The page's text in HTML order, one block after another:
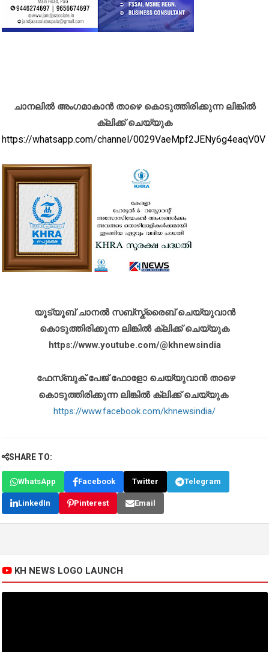
ചാനലിൽ അംഗമാകാൻ താഴെ കൊടുത്തിരിക്കുന്ന ലിങ്കിൽ
ക്ലിക്ക് ചെയ്യുക
https://whatsapp.com/channel/0029VaeMpf2JENy6g4eaqV0V
യൂട്യൂബ് ചാനൽ സബ്സ്ക്രൈബ് ചെയ്യുവാൻ
കൊടുത്തിരിക്കുന്ന ലിങ്കിൽ ക്ലിക്ക് ചെയ്യുക
https://www.youtube.com/@khnewsindia
ഫേസ്ബുക് പേജ് ഫോളോ ചെയ്യുവാൻ താഴെ
കൊടുത്തിരിക്കുന്ന ലിങ്കിൽ ക്ലിക്ക് ചെയ്യുക
https://www.facebook.com/khnewsindia/
SHARE TO:
WhatsApp Facebook Twitter Telegram
LinkedIn Pinterest Email
KH NEWS LOGO LAUNCH